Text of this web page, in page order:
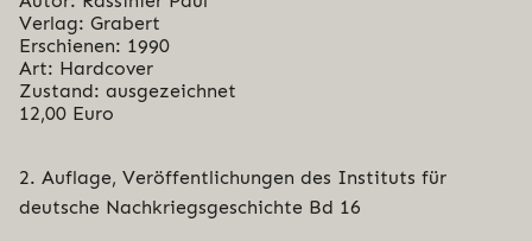
Verlag: Grabert
Erschienen: 1990
Art: Hardcover
Zustand: ausgezeichnet
12,00 Euro
2. Auflage, Veröffentlichungen des Instituts für
deutsche Nachkriegsgeschichte Bd 16